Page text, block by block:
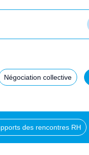
Négociation collective
des rencontres RH